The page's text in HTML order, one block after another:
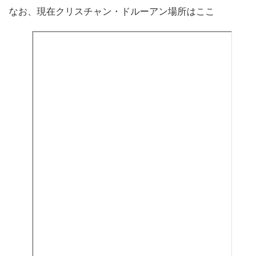
なお、現在クリスチャン・ドルーアン場所はここ